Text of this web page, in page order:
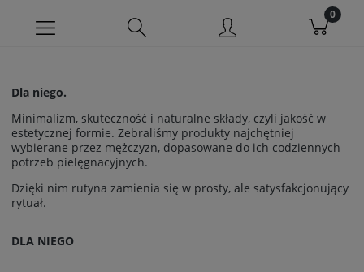
Dla niego.
Minimalizm, skuteczność i naturalne składy, czyli jakość w
estetycznej formie. Zebraliśmy produkty najchętniej
wybierane przez mężczyzn, dopasowane do ich codziennych
potrzeb pielęgnacyjnych.
Dzięki nim rutyna zamienia się w prosty, ale satysfakcjonujący
rytuał.
DLA NIEGO